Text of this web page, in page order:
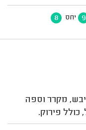
9 יחס 8
מקרר וספה
פירוק.